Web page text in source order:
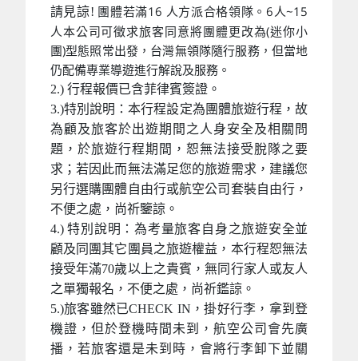
請見諒! 團體若滿16 人方派合格領隊。6人~15
人本公司可徵求旅客同意將團體更改為(迷你小
團)型態照常出發，台灣無領隊隨行服務，但當地
仍配備專業導遊進行解說及服務。
2.) 行程報價已含菲律賓簽證。
3.)特別說明：本行程設定為團體旅遊行程，故
為顧及旅客於出遊期間之人身安全及相關問
題，於旅遊行程期間，恕無法接受脫隊之要
求；若因此而無法滿足您的旅遊需求，建議您
另行選購團體自由行或航空公司套裝自由行，
不便之處，尚祈鑒諒。
4.) 特別說明：為考量旅客自身之旅遊安全並
顧及同團其它團員之旅遊權益，本行程恕無法
接受年滿70歲以上之貴賓，無同行家人或友人
之單獨報名，不便之處，尚祈鑑諒。
5.)旅客雖然已CHECK IN，掛好行李，拿到登
機證，但於登機時間未到，航空公司會先廣
播，若旅客還是未到時，會將行李卸下並關